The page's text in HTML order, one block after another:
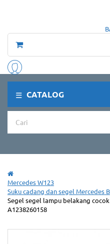
CATALOG
Mercedes W123
Suku cadang dan segel Mercedes
Segel segel lampu belakang
A1238260158